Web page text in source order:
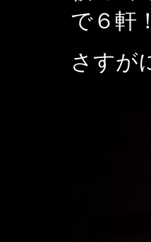
で６軒
さすが